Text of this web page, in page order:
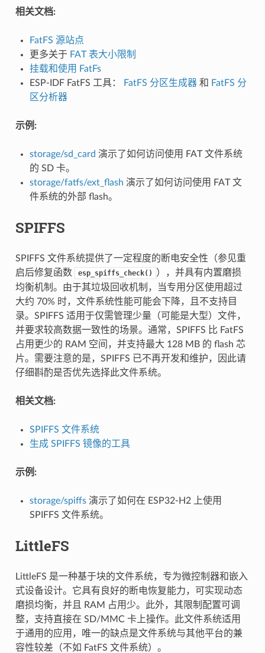
相关文档:
FatFS 源站点
更多关于 FAT 表大小限制
挂载和使用 FatFs
ESP-IDF FatFS 工具：
FatFS 分区生成器和
FatFS 分
区分析器
示例:
storage/sd_card 演示了如何访问使用 FAT 文件系统
的 SD 卡。
storage/fatfs/ext_flash 演示了如何访问使用 FAT 文
件系统的外部 flash。
SPIFFS
SPIFFS 文件系统提供了一定程度的断电安全性（参见重
启后修复函数
esp_spiffs_check()
），并具有内置磨损
均衡机制。由于其垃圾回收机制，当专用分区使用超过
大约 70% 时，文件系统性能可能会下降，且不支持目
录。SPIFFS 适用于仅需管理少量（可能是大型）文件，
并要求较高数据一致性的场景。通常，SPIFFS 比 FatFS
占用更少的 RAM 空间，并支持最大 128 MB 的 flash 芯
片。需要注意的是，SPIFFS 已不再开发和维护，因此请
仔细斟酌是否优先选择此文件系统。
相关文档:
SPIFFS 文件系统
生成 SPIFFS 镜像的工具
示例:
storage/spiffs演示了如何在 ESP32-H2 上使用
SPIFFS 文件系统。
LittleFS
LittleFS 是一种基于块的文件系统，专为微控制器和嵌入
式设备设计。它具有良好的断电恢复能力，可实现动态
磨损均衡，并且 RAM 占用少。此外，其限制配置可调
整，支持直接在 SD/MMC 卡上操作。此文件系统适用
于通用的应用，唯一的缺点是文件系统与其他平台的兼
容性较差（不如 FatFS 文件系统）。